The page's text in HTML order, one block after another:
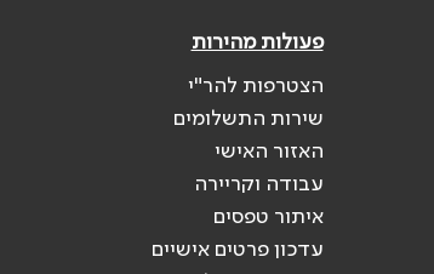
פעולות מהירות
הצטרפות להר"י
שירות התשלומים
האזור האישי
עבודה וקריירה
איתור טפסים
עדכון פרטים אישיים